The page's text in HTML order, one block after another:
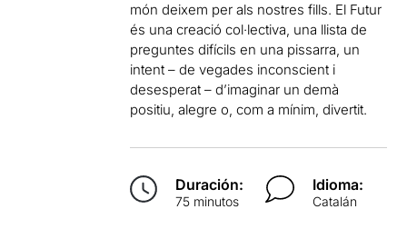
món deixem per als nostres fills. El Futur
és una creació col·lectiva, una llista de
preguntes difícils en una pissarra, un
intent – de vegades inconscient i
desesperat – d’imaginar un demà
positiu, alegre o, com a mínim, divertit.
Duración:
75 minutos
Idioma:
Catalán